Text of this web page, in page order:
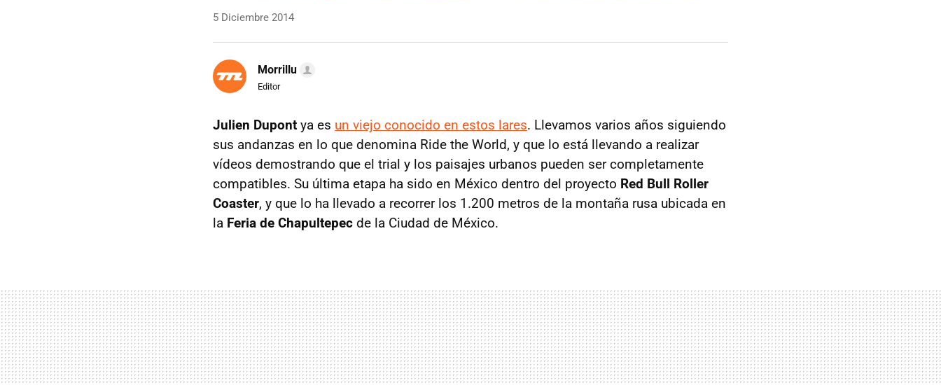
5 Diciembre 2014
Morrillu
Editor
Julien Dupont ya es un viejo conocido en estos lares. Llevamos varios años siguiendo
sus andanzas en lo que denomina Ride the World, y que lo está llevando a realizar
vídeos demostrando que el trial y los paisajes urbanos pueden ser completamente
compatibles. Su última etapa ha sido en México dentro del proyecto Red Bull Roller
Coaster, y que lo ha llevado a recorrer los 1.200 metros de la montaña rusa ubicada en
la Feria de Chapultepec de la Ciudad de México.